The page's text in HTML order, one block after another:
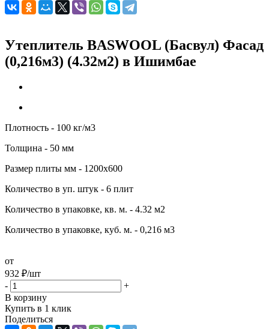
Утеплитель BASWOOL (Басвул) Фасад
(0,216м3) (4.32м2) в Ишимбае
Плотность - 100 кг/м3
Толщина - 50 мм
Размер плиты мм - 1200х600
Количество в уп. штук - 6 плит
Количество в упаковке, кв. м. - 4.32 м2
Количество в упаковке, куб. м. - 0,216 м3
от
932 ₽/шт
-
+
В корзину
Купить в 1 клик
Поделиться